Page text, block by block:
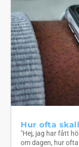
Hur ofta
"Hej, jag har fått
om dagen, hur